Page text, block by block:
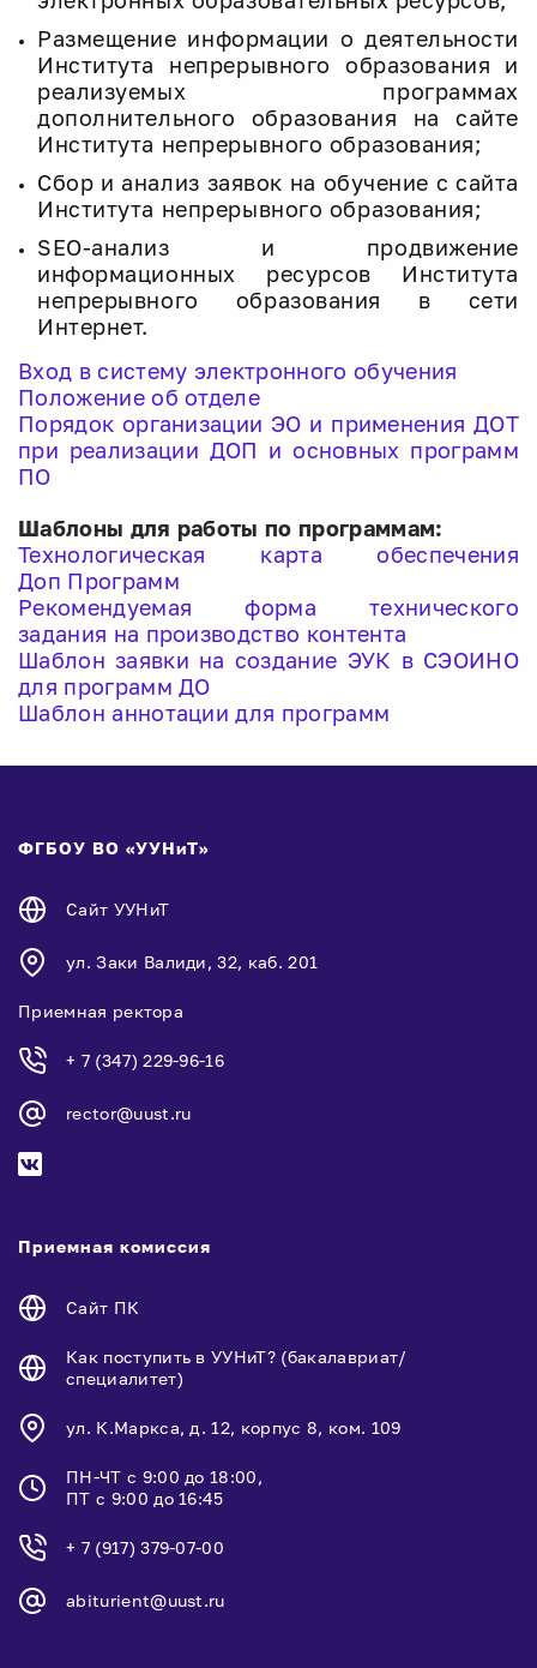
Размещение информации о деятельности
Института непрерывного образования и
реализуемых программах
дополнительного образования на сайте
Института непрерывного образования;
Сбор и анализ заявок на обучение с сайта
Института непрерывного образования;
SEO-анализ и продвижение
информационных ресурсов Института
непрерывного образования в сети
Интернет.
Вход в систему электронного обучения
Положение об отделе
Порядок организации ЭО и применения ДОТ
при реализации ДОП и основных программ
ПО
Шаблоны для работы по программам:
Технологическая карта обеспечения
Доп Программ
Рекомендуемая форма технического
задания на производство контента
Шаблон заявки на создание ЭУК в СЭОИНО
для программ ДО
Шаблон аннотации для программ
ФГБОУ ВО «УУНиТ»
Сайт УУНиТ
ул. Заки Валиди, 32, каб. 201
Приемная ректора
+ 7 (347) 229-96-16
rector@uust.ru
Приемная комиссия
Сайт ПК
Как поступить в УУНиТ? (бакалавриат/
специалитет)
ул. К.Маркса, д. 12, корпус 8, ком. 109
ПН-ЧТ с 9:00 до 18:00,
ПТ с 9:00 до 16:45
+ 7 (917) 379-07-00
abiturient@uust.ru